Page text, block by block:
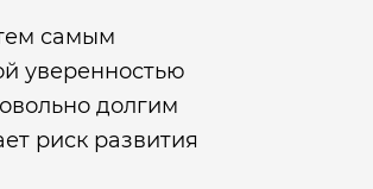
самым
уверенностью
долгим
риск развития